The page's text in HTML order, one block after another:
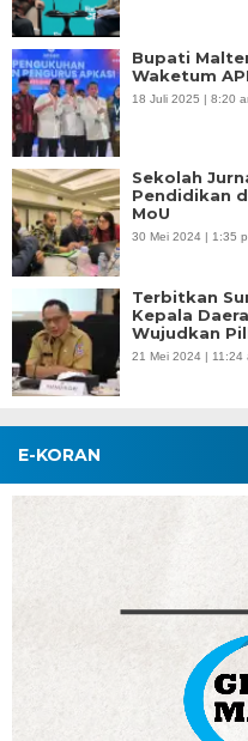
Bupati
Waketum
18 Juli 2025 | 8:20
Sekolah
Pendidikan
MoU
30 Mei 2024 | 1:35
Terbitkan
Kepala
Wujudkan
21 Mei 2024 | 11:24
E-KORAN